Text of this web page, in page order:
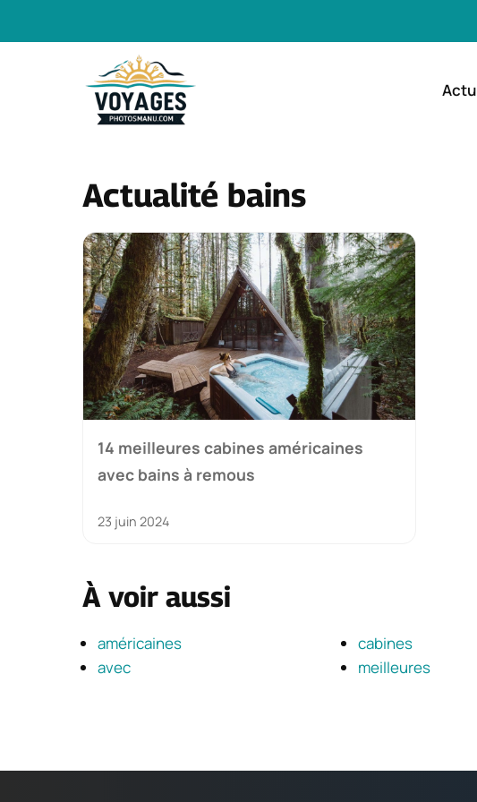
Actu
Actualité bains
14 meilleures cabines américaines
avec bains à remous
23 juin 2024
À voir aussi
américaines
avec
cabines
meilleures